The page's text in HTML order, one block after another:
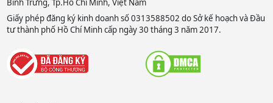
Bình Trưng, Tp.Hồ Chí Minh, Việt Nam
Giấy phép đăng ký kinh doanh số 0313588502 do Sở kế hoạch và Đầu
tư thành phố Hồ Chí Minh cấp ngày 30 tháng 3 năm 2017.